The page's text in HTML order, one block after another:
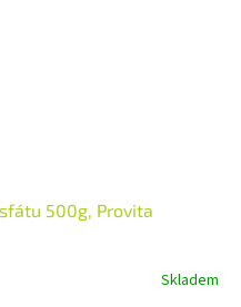
500g, Provita
Skladem